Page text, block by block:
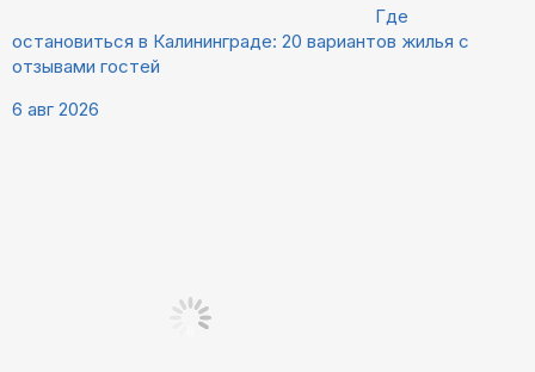
Где
остановиться в Калининграде: 20 вариантов жилья с
отзывами гостей
6 авг 2026